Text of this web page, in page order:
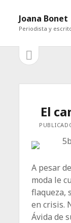
Joana Bonet
Periodista y
Barraabrir
barra
El
A pesar
moda le
flaqueza,
en crisis.
Ávida de